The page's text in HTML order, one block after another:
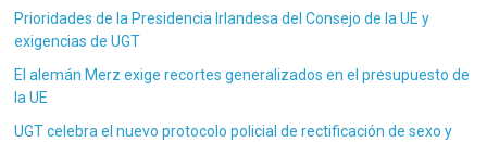
Prioridades de la Presidencia Irlandesa del Consejo de la UE y
exigencias de UGT
El alemán Merz exige recortes generalizados en el presupuesto de
la UE
UGT celebra el nuevo protocolo policial de rectificación de sexo y